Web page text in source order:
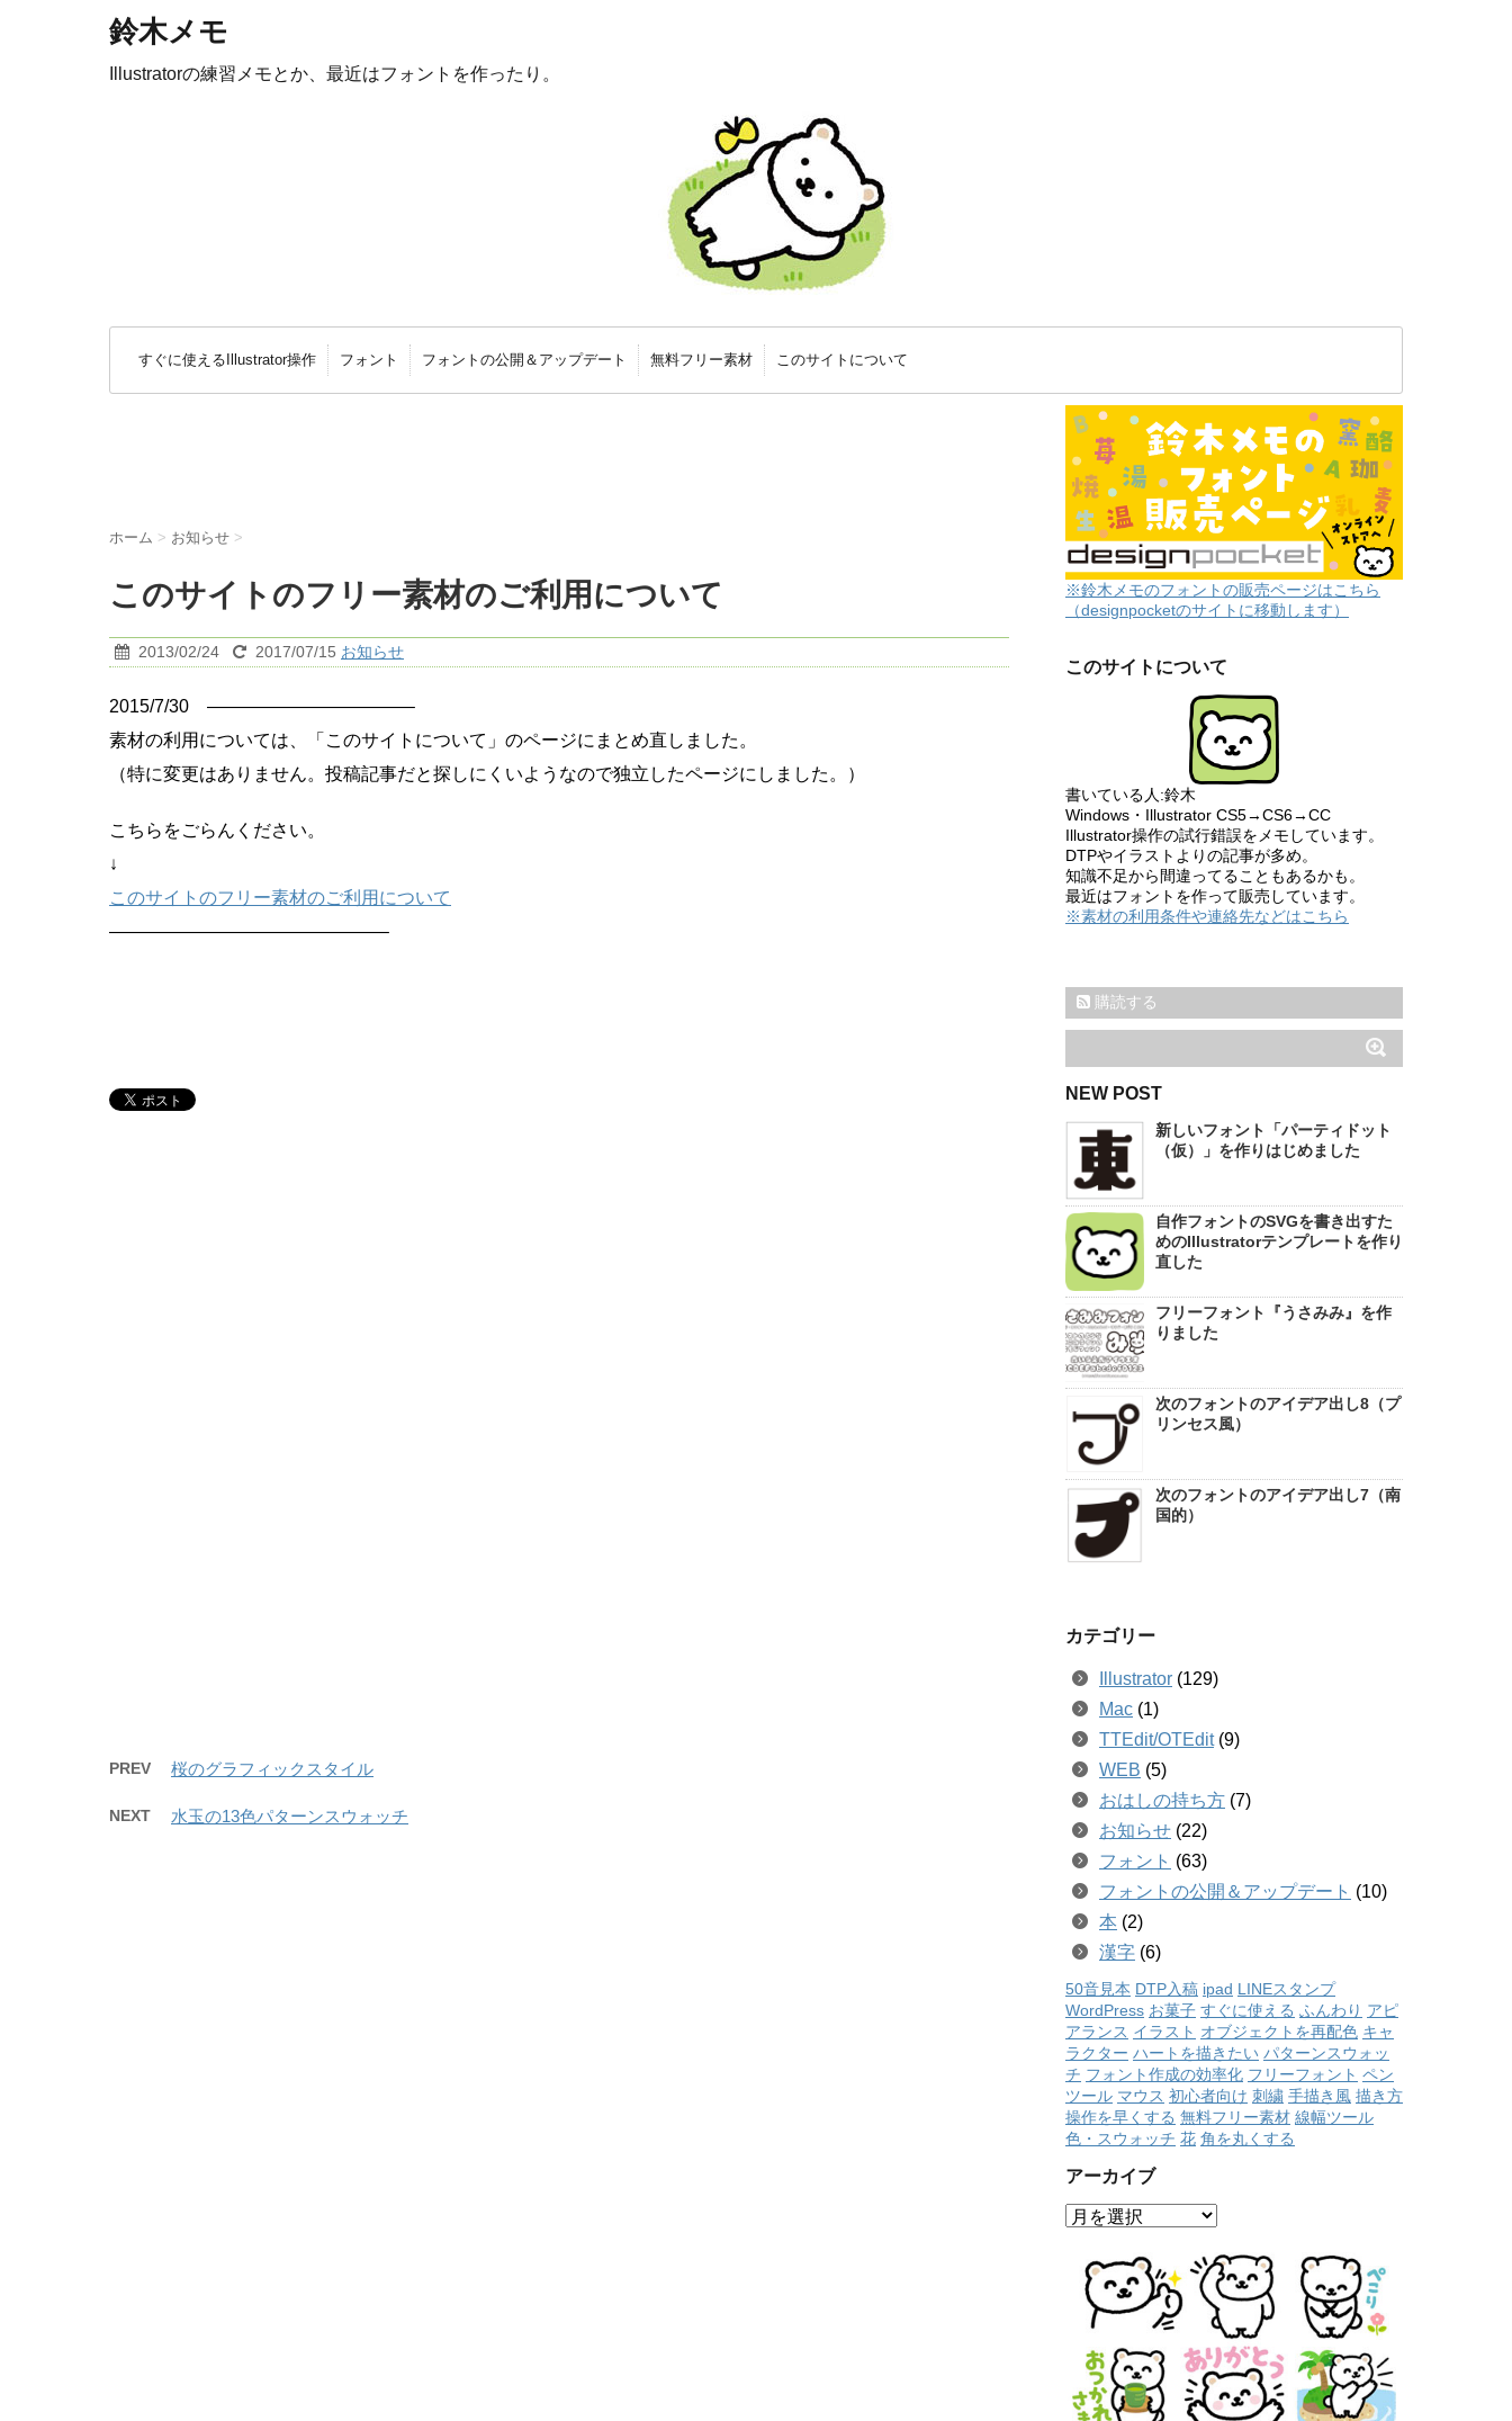
鈴木メモ
Illustratorの練習メモとか、最近はフォントを作ったり。
すぐに使えるIllustrator操作 フォント フォントの公開＆アップデート 無料フリー素材 このサイトについて
ホーム > お知らせ >
このサイトのフリー素材のご利用について
2013/02/24 2017/07/15 お知らせ
2015/7/30 ———————————–
素材の利用については、「このサイトについて」のページにまとめ直しました。
（特に変更はありません。投稿記事だと探しにくいようなので独立したページにしました。）
こちらをごらんください。
↓
このサイトのフリー素材のご利用について
———————————————–
PREV 桜のグラフィックスタイル
NEXT 水玉の13色パターンスウォッチ
※鈴木メモのフォントの販売ページはこちら
（designpocketのサイトに移動します）
このサイトについて
書いている人:鈴木
Windows・Illustrator CS5→CS6→CC
Illustrator操作の試行錯誤をメモしています。
DTPやイラストよりの記事が多め。
知識不足から間違ってることもあるかも。
最近はフォントを作って販売しています。
※素材の利用条件や連絡先などはこちら
購読する
NEW POST
新しいフォント「パーティドット
（仮）」を作りはじめました
自作フォントのSVGを書き出すた
めのIllustratorテンプレートを作り
直した
フリーフォント『うさみみ』を作
りました
次のフォントのアイデア出し8（プ
リンセス風）
次のフォントのアイデア出し7（南
国的）
カテゴリー
Illustrator (129)
Mac (1)
TTEdit/OTEdit(9)
WEB (5)
おはしの持ち方 (7)
お知らせ (22)
フォント (63)
フォントの公開＆アップデート (10)
本 (2)
漢字 (6)
50音見本 DTP入稿 ipad
LINEスタンプ
WordPress お菓子 すぐに使える ふんわり アピ
アランス イラスト オブジェクトを再配色 キャ
ラクター ハートを描きたい パターンスウォッ
チ フォント作成の効率化 フリーフォント ペン
ツール マウス 初心者向け 刺繍 手描き風 描き方
操作を早くする 無料フリー素材 線幅ツール
色・スウォッチ 花 角を丸くする
アーカイブ
ア